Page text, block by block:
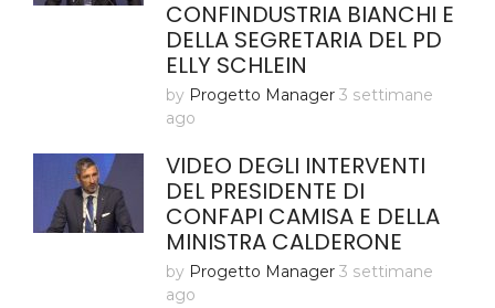
CONFINDUSTRIA BIANCHI E
DELLA SEGRETARIA DEL PD
ELLY SCHLEIN
by Progetto Manager 3 settimane
ago
VIDEO DEGLI INTERVENTI
DEL PRESIDENTE DI
CONFAPI CAMISA E DELLA
MINISTRA CALDERONE
by Progetto Manager 3 settimane
ago